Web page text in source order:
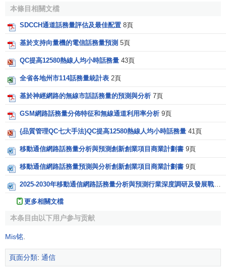
的話務量，是設計工作中一個重要數據，這個話務量稱為忙
時話務量強度。
話務量的計算方法
話務量公式為：A=Cxt。A是話務量，單位為erl（愛爾
蘭），C是呼叫次數，單位是個，t是每次呼叫平均占用時
長，單位是小時。一般話務量又稱小時呼，統計
是1個小時。
單位愛爾蘭（Erl）是CCITT建議使用的通用的話務量單
位。以紀念話務理論的創始人A．K愛爾蘭（Erl有時譯作“厄
朗”或“厄蘭”）。
觀測1個小時,這條電路被連續不斷地占用了1小時,話務量就是
1愛爾蘭,也可以稱作“1小時呼”。然而話路全部被占用只是一
種理想狀態，根據業界經驗，當每通道話務量大於0.7 Erl
通俗的講，話務量就是一條電話線一個小時內被占用的
時長。如果一條電話線被占用一個小時，話務量就是1愛爾
本條目相關文檔
SDCCH通道話務量評估及最佳配置 8頁
基於支持向量機的電信話務量預測 5頁
QC提高12580熱線人均小時話務量 43頁
全省各地州市114話務量統計表 2頁
基於神經網路的無線市話話務量的預測與分析 7頁
GSM網路話務量分佈特征和無線通道利用率分析 9頁
{品質管理QC七大手法}QC提高12580熱線人均小時話務量 41頁
移動通信網路話務量分析與預測創新創業項目商業計劃書 9頁
移動通信網路話務量預測與分析創新創業項目商業計劃書 9頁
2025-2030年移動通信網路話務量分析與預測行業深度調研及發展戰略咨詢報告
更多相關文檔
本条目由以下用户参与贡献
Mis铭
頁面分類: 通信